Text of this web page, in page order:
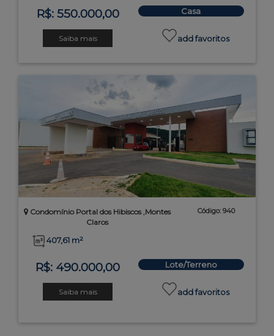
R$: 550.000,00 Casa
Saiba mais add favoritos
Condomínio Portal dos Hibiscos ,Montes
Claros
Código: 940
407,61 m²
R$: 490.000,00 Lote/Terreno
Saiba mais add favoritos